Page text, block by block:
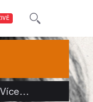
Více…